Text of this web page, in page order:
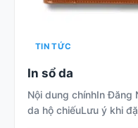
TIN TỨC
In sổ da
Nội dung chínhIn Đăng
da hộ chiếuLưu ý khi